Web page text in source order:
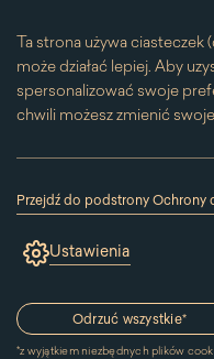
Ta strona używa ciasteczek
może działać lepiej. Aby uzyskać więcej informacji i
spersonalizować swoje
chwili możesz zmienić
używanie plików cookie.
„Cookies” znajdującą się w
Przesuwając suwak w
konkretne ciasteczko.
wyłączasz taką zgodę.
Przejdź do podstrony Ochrony
(link
się
oknie)
Ustawienia
Odrzuć wszystkie*
*z wyjątkiem niezbędnych plików